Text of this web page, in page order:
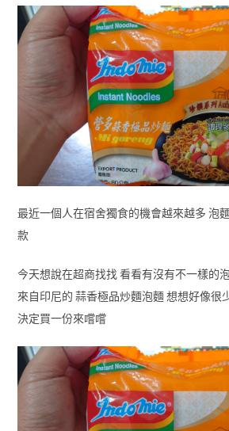
最近一個人在宿舍獨食的機會越來越多 泡
款
今天想說在超商找找 看看有沒有不一樣的
來自印尼的 蒜香極品炒麵泡麵 想想好像很
決定買一份來嚐嚐